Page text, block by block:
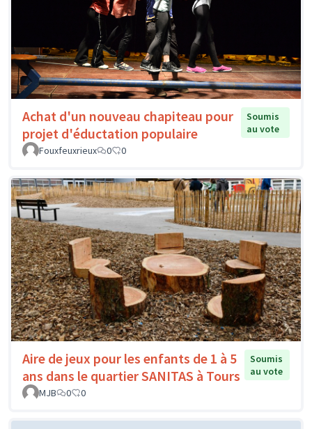
Achat d'un nouveau chapiteau pour
projet d'éductation populaire
Soumis
au vote
Fouxfeuxrieux
0 0
Aire de jeux pour les enfants de 1 à 5
ans dans le quartier SANITAS à Tours
Soumis
au vote
MJB
0 0